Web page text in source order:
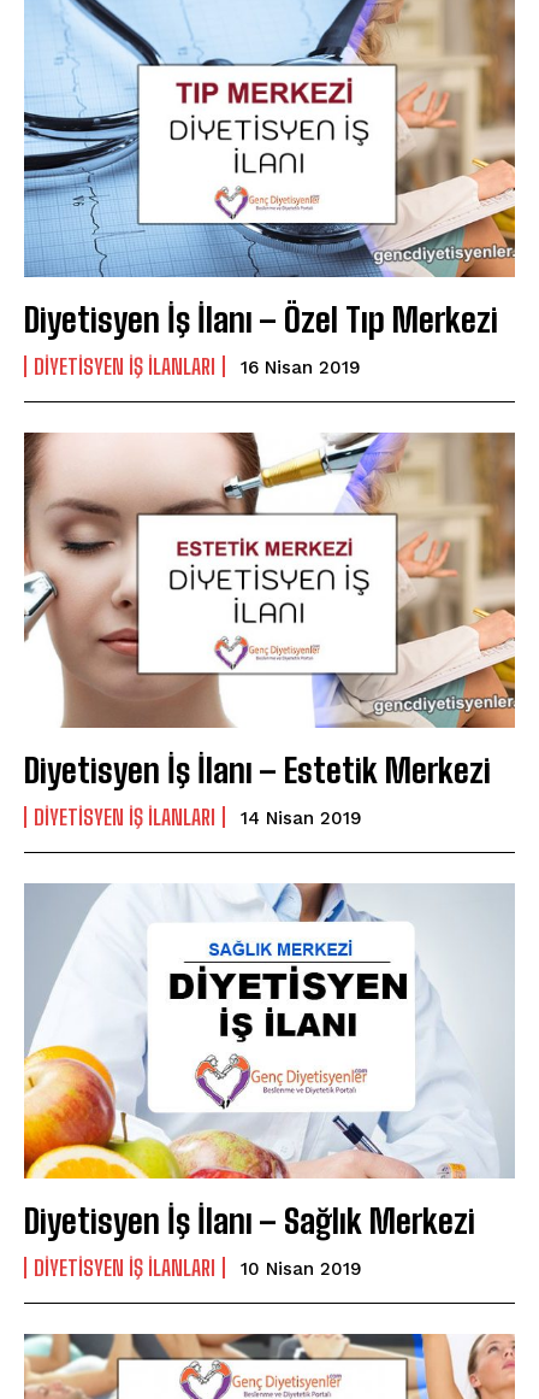
Diyetisyen İş İlanı – Özel Tıp Merkezi
DIYETISYEN IŞ ILANLARI 16 Nisan 2019
Diyetisyen İş İlanı – Estetik Merkezi
DIYETISYEN IŞ ILANLARI 14 Nisan 2019
Diyetisyen İş İlanı – Sağlık Merkezi
DIYETISYEN IŞ ILANLARI 10 Nisan 2019